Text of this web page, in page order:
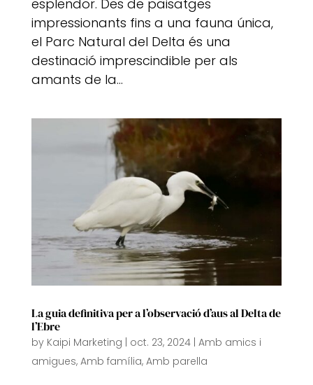
esplendor. Des de paisatges
impressionants fins a una fauna única,
el Parc Natural del Delta és una
destinació imprescindible per als
amants de la...
La guia definitiva per a l’observació d’aus al Delta de
l’Ebre
by Kaipi Marketing | oct. 23, 2024| Amb amics i
amigues, Amb família, Amb parella